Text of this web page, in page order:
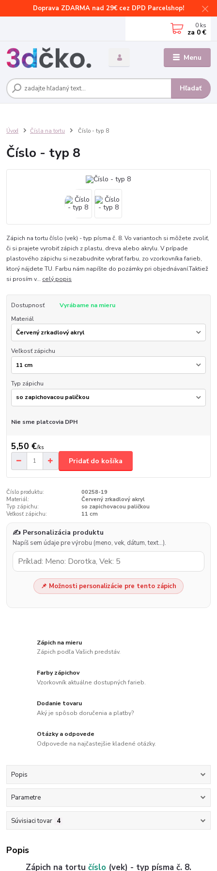
Doprava ZDARMA nad 29€ cez DPD Parcelshop!
Menu
Hľadať
0 ks
za 0 €
Úvod Čísla na tortu Číslo - typ 8
Číslo - typ 8
Zápich na tortu číslo (vek) - typ písma č. 8. Vo variantoch si môžete zvoliť,
či si prajete vyrobiť zápich z plastu, dreva alebo akrylu. V prípade
plastového zápichu si nezabudnite vybrať farbu, zo vzorkovníka farieb,
ktorý nájdete TU. Farbu nám napíšte do pozámky pri objednávaní.Taktiež
si prosím v... celý popis
Dostupnosť
Vyrábame na mieru
Materiál
Veľkosť zápichu
Typ zápichu
Nie sme platcovia DPH
5,50 €/ks
Pridať do košíka
Číslo produktu:
00258-19
Materiál:
Červený zrkadlový akryl
Typ zápichu:
so zapichovacou paličkou
Veľkosť zápichu:
11 cm
✍️ Personalizácia produktu
Napíš sem údaje pre výrobu (meno, vek, dátum, text…).
📌 Možnosti personalizácie pre tento zápich
Zápich na mieru
Zápich podľa Vašich predstáv.
Farby zápichov
Vzorkovník aktuálne dostupných farieb.
Dodanie tovaru
Aký je spôsob doručenia a platby?
Otázky a odpovede
Odpovede na najčastejšie kladené otázky.
Popis
Parametre
Súvisiaci tovar 4
Popis
Zápich na tortu číslo (vek) - typ písma č. 8.